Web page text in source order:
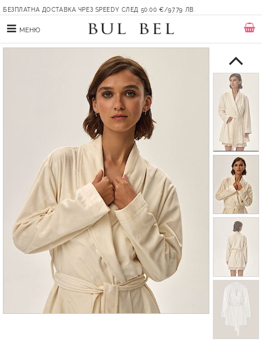
БЕЗПЛАТНА ДОСТАВКА ЧРЕЗ SPEEDY СЛЕД 50.00 €/97.79 ЛВ.
МЕНЮ